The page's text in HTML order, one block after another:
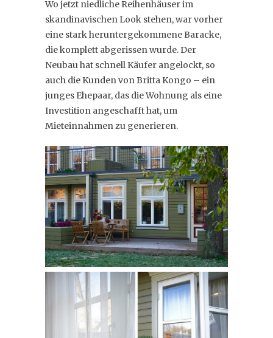
Wo jetzt niedliche Reihenhäuser im
skandinavischen Look stehen, war vorher
eine stark heruntergekommene Baracke,
die komplett abgerissen wurde. Der
Neubau hat schnell Käufer angelockt, so
auch die Kunden von Britta Kongo – ein
junges Ehepaar, das die Wohnung als eine
Investition angeschafft hat, um
Mieteinnahmen zu generieren.